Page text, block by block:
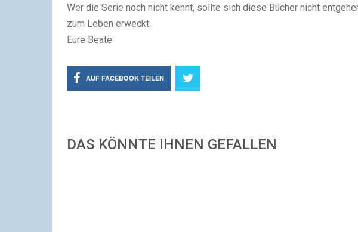
Wer die Serie noch nicht kennt, sollte sich diese Bücher nicht
zum Leben erweckt.
Eure Beate
AUF FACEBOOK TEILEN
DAS KÖNNTE IHNEN GEFALLEN